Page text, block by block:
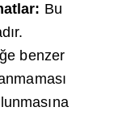
Bu
benzer